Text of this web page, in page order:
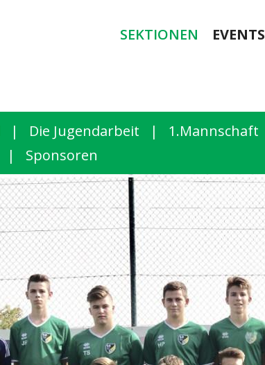
SEKTIONEN EVENTS
| Die Jugendarbeit | 1.Mannschaft
| Sponsoren